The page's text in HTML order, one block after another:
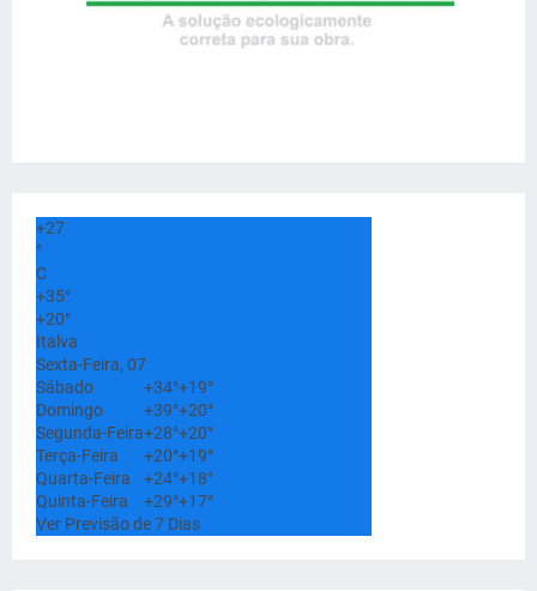
+27
°
C
+35°
+20°
Italva
Sexta-Feira, 07
Sábado
+34°+19°
Domingo
+39°+20°
Segunda-Feira+28°+20°
Terça-Feira
+20°+19°
Quarta-Feira
+24°+18°
Quinta-Feira
+29°+17°
Ver Previsão de 7 Dias